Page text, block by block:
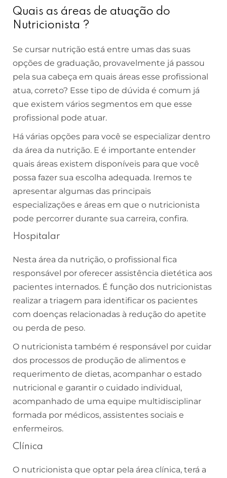
Quais as áreas de atuação do
Nutricionista ?
Se cursar nutrição está entre umas das suas
opções de graduação, provavelmente já passou
pela sua cabeça em quais áreas esse profissional
atua, correto? Esse tipo de dúvida é comum já
que existem vários segmentos em que esse
profissional pode atuar.
Há várias opções para você se especializar dentro
da área da nutrição. E é importante entender
quais áreas existem disponíveis para que você
possa fazer sua escolha adequada. Iremos te
apresentar algumas das principais
especializações e áreas em que o nutricionista
pode percorrer durante sua carreira, confira.
Hospitalar
Nesta área da nutrição, o profissional fica
responsável por oferecer assistência dietética aos
pacientes internados. É função dos nutricionistas
realizar a triagem para identificar os pacientes
com doenças relacionadas à redução do apetite
ou perda de peso.
O nutricionista também é responsável por cuidar
dos processos de produção de alimentos e
requerimento de dietas, acompanhar o estado
nutricional e garantir o cuidado individual,
acompanhado de uma equipe multidisciplinar
formada por médicos, assistentes sociais e
enfermeiros.
Clínica
O nutricionista que optar pela área clínica, terá a